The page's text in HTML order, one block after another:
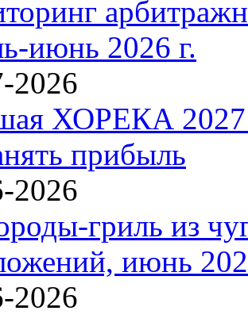
июнь 2026 г.
2026
ХОРЕКА 2027:
прибыль
2026
гриль из
июнь
2026